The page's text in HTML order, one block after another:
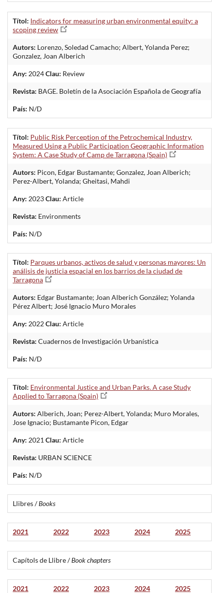
Títol: Indicators for measuring urban environmental equity: a
scoping review
Autors: Lorenzo, Soledad Camacho; Albert, Yolanda Perez;
Gonzalez, Joan Alberich
Any: 2024Clau: Review
Revista: BAGE. Boletín de la Asociación Española de Geografía
País: N/D
Títol: Public Risk Perception of the Petrochemical Industry,
Measured Using a Public Participation Geographic Information
System: A Case Study of Camp de Tarragona (Spain)
Autors: Picon, Edgar Bustamante; Gonzalez, Joan Alberich;
Perez-Albert, Yolanda; Gheitasi, Mahdi
Any: 2023Clau: Article
Revista: Environments
País: N/D
Títol: Parques urbanos, activos de salud y personas mayores: Un
análisis de justicia espacial en los barrios de la ciudad de
Tarragona
Autors: Edgar Bustamante; Joan Alberich González; Yolanda
Pérez Albert; José Ignacio Muro Morales
Any: 2022Clau: Article
Revista: Cuadernos de Investigación Urbanística
País: N/D
Títol: Environmental Justice and Urban Parks. A case Study
Applied to Tarragona (Spain)
Autors: Alberich, Joan; Perez-Albert, Yolanda; Muro Morales,
Jose Ignacio; Bustamante Picon, Edgar
Any: 2021 Clau: Article
Revista: URBAN SCIENCE
País: N/D
Llibres /Books
2021 2022 2023 2024 2025
Capítols de Llibre /Book chapters
2021 2022 2023 2024 2025